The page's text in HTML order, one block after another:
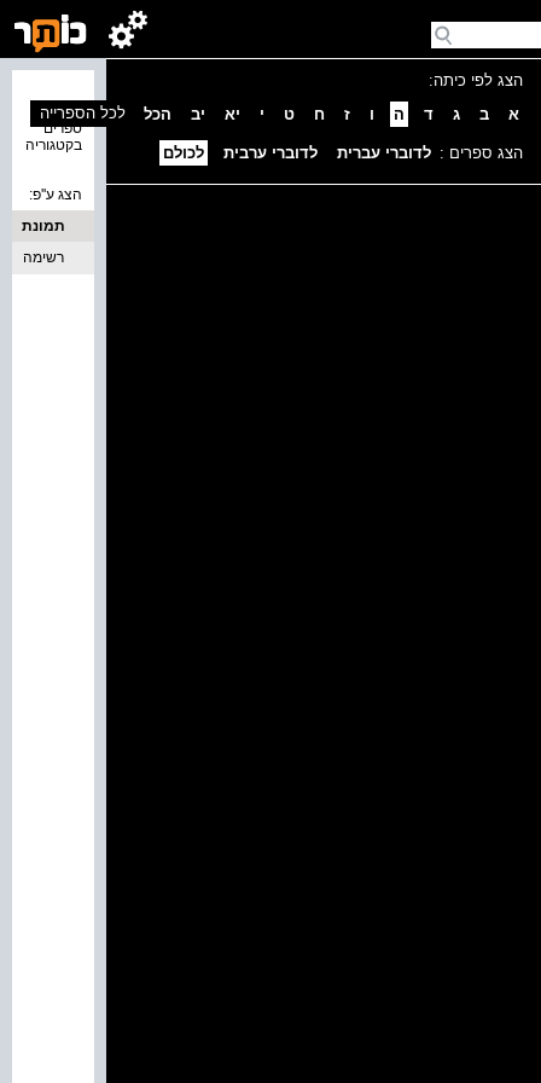
הצג לפי כיתה:
א
ב ג ד ה ו ז ח ט י יא יב הכל
הצג ספרים : לדוברי עברית לדוברי ערבית לכולם
ספרים
בקטגוריה
לכל הספרייה
הצג ע''פ:
תמונת
כריכה
רשימה